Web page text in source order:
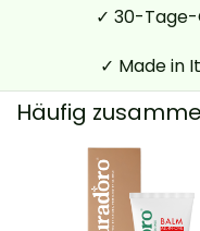
✓ 30-
✓ Made in
Häufig